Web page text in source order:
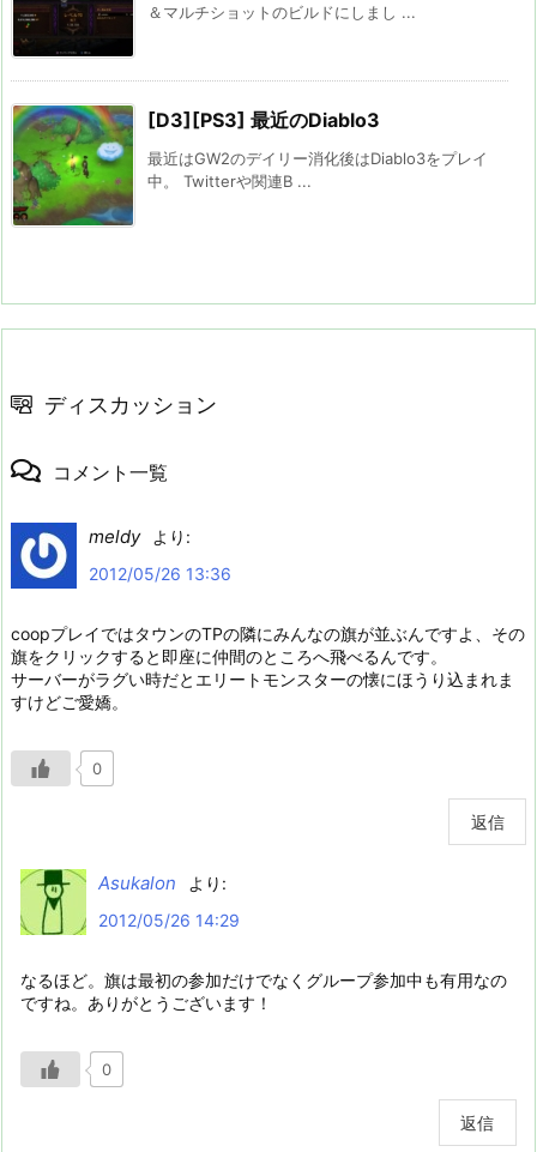
＆マルチショットのビルドにしまし ...
[D3][PS3] 最近のDiablo3
最近はGW2のデイリー消化後はDiablo3をプレイ
中。 Twitterや関連B ...
ディスカッション
コメント一覧
meldy
より:
2012/05/26 13:36
coopプレイではタウンのTPの隣にみんなの旗が並ぶんですよ、その
旗をクリックすると即座に仲間のところへ飛べるんです。
サーバーがラグい時だとエリートモンスターの懐にほうり込まれま
すけどご愛嬌。
0
返信
Asukalon
より:
2012/05/26 14:29
なるほど。旗は最初の参加だけでなくグループ参加中も有用なの
ですね。ありがとうございます！
0
返信